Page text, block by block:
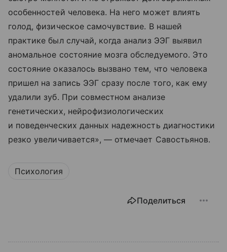
особенностей человека. На него может влиять
голод, физическое самочувствие. В нашей
практике был случай, когда анализ ЭЭГ выявил
аномальное состояние мозга обследуемого. Это
состояние оказалось вызвано тем, что человека
пришел на запись ЭЭГ сразу после того, как ему
удалили зуб. При совместном анализе
генетических, нейрофизиологических
и поведенческих данных надежность диагностики
резко увеличивается», — отмечает Савостьянов.
Психология
Поделиться